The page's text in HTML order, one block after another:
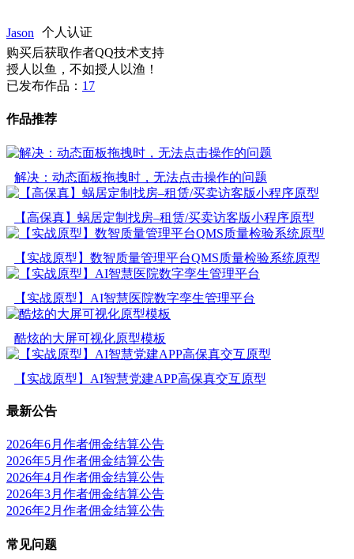
Jason
个人认证
购买后获取作者QQ技术支持
授人以鱼，不如授人以渔！
已发布作品： 17
作品推荐
解决：动态面板拖拽时，无法点击操作的问题
【高保真】蜗居定制找房–租赁/买卖访客版小程序原型
【实战原型】数智质量管理平台QMS质量检验系统原型
【实战原型】AI智慧医院数字孪生管理平台
酷炫的大屏可视化原型模板
【实战原型】AI智慧党建APP高保真交互原型
最新公告
2026年6月作者佣金结算公告
2026年5月作者佣金结算公告
2026年4月作者佣金结算公告
2026年3月作者佣金结算公告
2026年2月作者佣金结算公告
常见问题